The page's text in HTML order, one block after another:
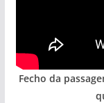
Fecho da